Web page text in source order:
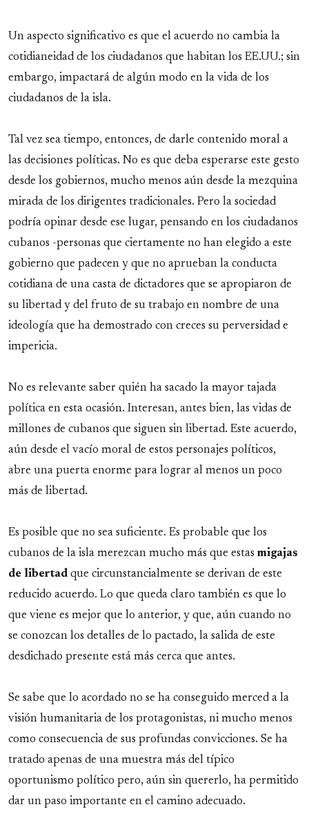
Un aspecto significativo es que el acuerdo no cambia la
cotidianeidad de los ciudadanos que habitan los EE.UU.; sin
embargo, impactará de algún modo en la vida de los
ciudadanos de la isla.
Tal vez sea tiempo, entonces, de darle contenido moral a
las decisiones políticas. No es que deba esperarse este gesto
desde los gobiernos, mucho menos aún desde la mezquina
mirada de los dirigentes tradicionales. Pero la sociedad
podría opinar desde ese lugar, pensando en los ciudadanos
cubanos -personas que ciertamente no han elegido a este
gobierno que padecen y que no aprueban la conducta
cotidiana de una casta de dictadores que se apropiaron de
su libertad y del fruto de su trabajo en nombre de una
ideología que ha demostrado con creces su perversidad e
impericia.
No es relevante saber quién ha sacado la mayor tajada
política en esta ocasión. Interesan, antes bien, las vidas de
millones de cubanos que siguen sin libertad. Este acuerdo,
aún desde el vacío moral de estos personajes políticos,
abre una puerta enorme para lograr al menos un poco
más de libertad.
Es posible que no sea suficiente. Es probable que los
cubanos de la isla merezcan mucho más que estas migajas
de libertad que circunstancialmente se derivan de este
reducido acuerdo. Lo que queda claro también es que lo
que viene es mejor que lo anterior, y que, aún cuando no
se conozcan los detalles de lo pactado, la salida de este
desdichado presente está más cerca que antes.
Se sabe que lo acordado no se ha conseguido merced a la
visión humanitaria de los protagonistas, ni mucho menos
como consecuencia de sus profundas convicciones. Se ha
tratado apenas de una muestra más del típico
oportunismo político pero, aún sin quererlo, ha permitido
dar un paso importante en el camino adecuado.